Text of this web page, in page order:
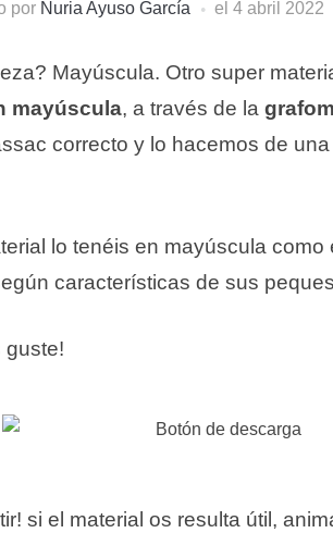
por Nuria Ayuso García el 4 abril 2022
Mayúscula. Otro super
mayúscula, a través de la
correcto y lo hacemos de
lo tenéis en mayúscula
características de sus
guste!
si el material os resulta útil,